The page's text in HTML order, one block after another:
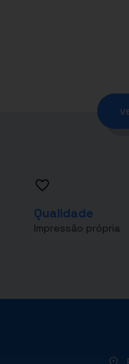
Qualidade
Impressão própria